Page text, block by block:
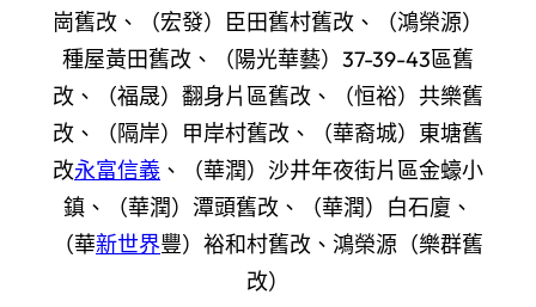
崗舊改、（宏發）臣田舊村舊改、（鴻榮源）
種屋黃田舊改、（陽光華藝）37-39-43區舊
改、（福晟）翻身片區舊改、（恒裕）共樂舊
改、（隔岸）甲岸村舊改、（華裔城）東塘舊
改永富信義 、（華潤）沙井年夜街片區金蠔小
鎮、（華潤）潭頭舊改、（華潤）白石廈、
（華新世界豐）裕和村舊改、鴻榮源（樂群舊
改）